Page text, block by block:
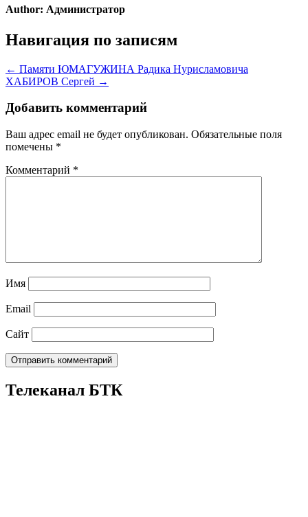
Author: Администратор
Навигация по записям
← Памяти ЮМАГУЖИНА Радика Нурисламовича
ХАБИРОВ Сергей →
Добавить комментарий
Ваш адрес email не будет опубликован. Обязательные поля
помечены *
Комментарий *
Имя
Email
Сайт
Телеканал БТК